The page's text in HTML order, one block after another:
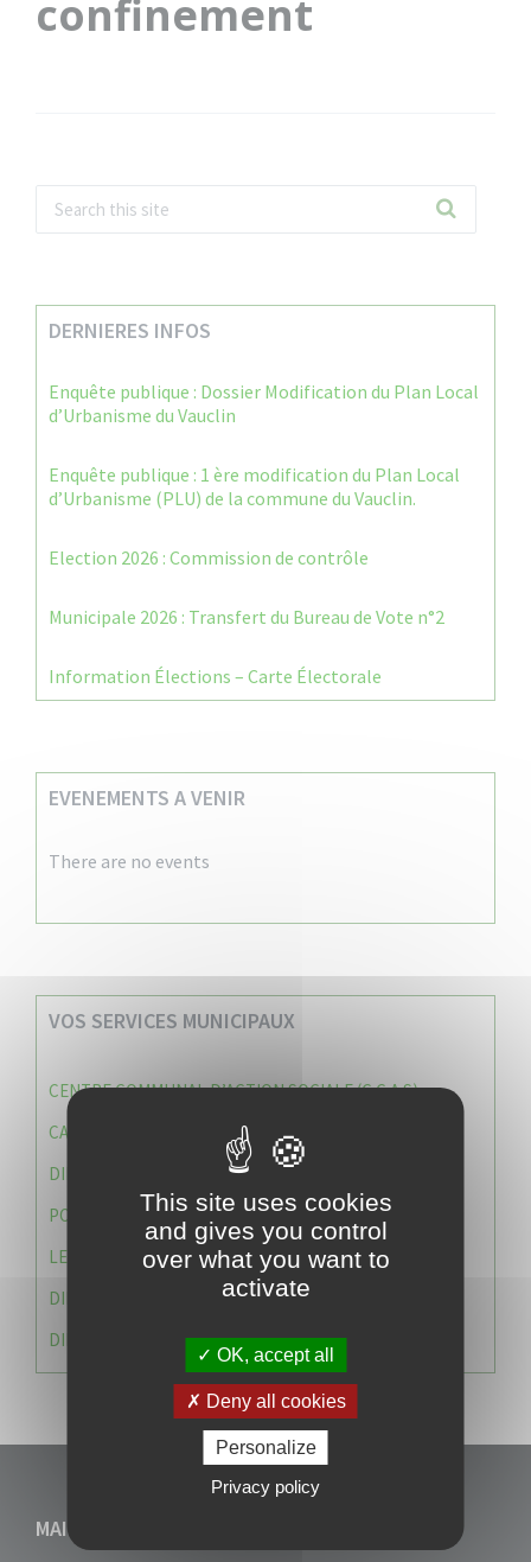
confinement
DERNIERES INFOS
Enquête publique : Dossier Modification du Plan Local
d’Urbanisme du Vauclin
Enquête publique : 1 ère modification du Plan Local
d’Urbanisme (PLU) de la commune du Vauclin.
Election 2026 : Commission de contrôle
Municipale 2026 : Transfert du Bureau de Vote n°2
Information Élections – Carte Électorale
EVENEMENTS A VENIR
There are no events
VOS SERVICES MUNICIPAUX
CENTRE COMMUNAL D’ACTION SOCIALE (C.C.A.S)
CAISSE DES ÉCOLES
DIRECTION DES SERVICES TECHNIQUES
POLICE MUNICIPALE
LE CABINET DU MAIRE
DIRECTION DES RESSOURCES ET MOYENS
DIRECTION DU DEVELLOPPEMENT URBAIN DURABL
MAIRIE DU VAUCLIN
This site uses cookies
and gives you control
over what you want to
activate
OK, accept all
Deny all cookies
Personalize
Privacy policy